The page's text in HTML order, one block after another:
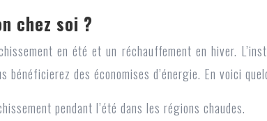
chez soi ?
en été et un réchauffement en hiver.
des économises d’énergie. En voici
pendant l’été dans les régions chaudes.